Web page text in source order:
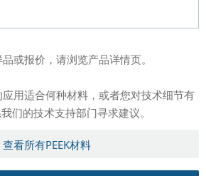
报价，请浏览产品详情页。
适合何种材料，或者您对技术细节有
们的技术支持部门寻求建议。
查看所有PEEK材料